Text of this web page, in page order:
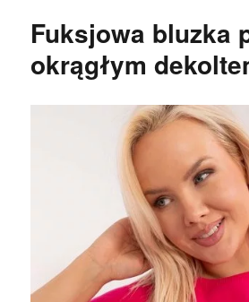
Fuksjowa bluzka
okrągłym